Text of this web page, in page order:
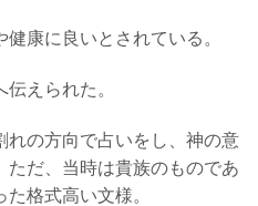
康に良いとされている。
えられた。
れの方向で占いをし、神の意
ただ、当時は貴族のものであ
格式高い文様。